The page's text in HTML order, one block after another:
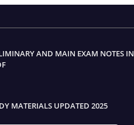
AND MAIN EXAM NOTES IN
MATERIALS UPDATED 2025